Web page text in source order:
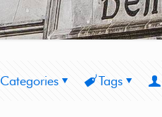
Categories Tags